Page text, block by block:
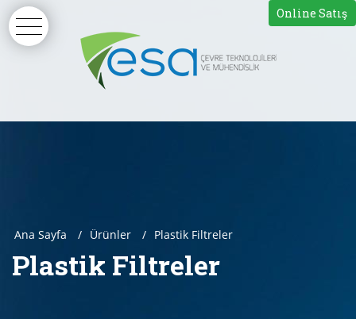
Online Satış
Ana Sayfa Ürünler Plastik Filtreler
Plastik Filtreler